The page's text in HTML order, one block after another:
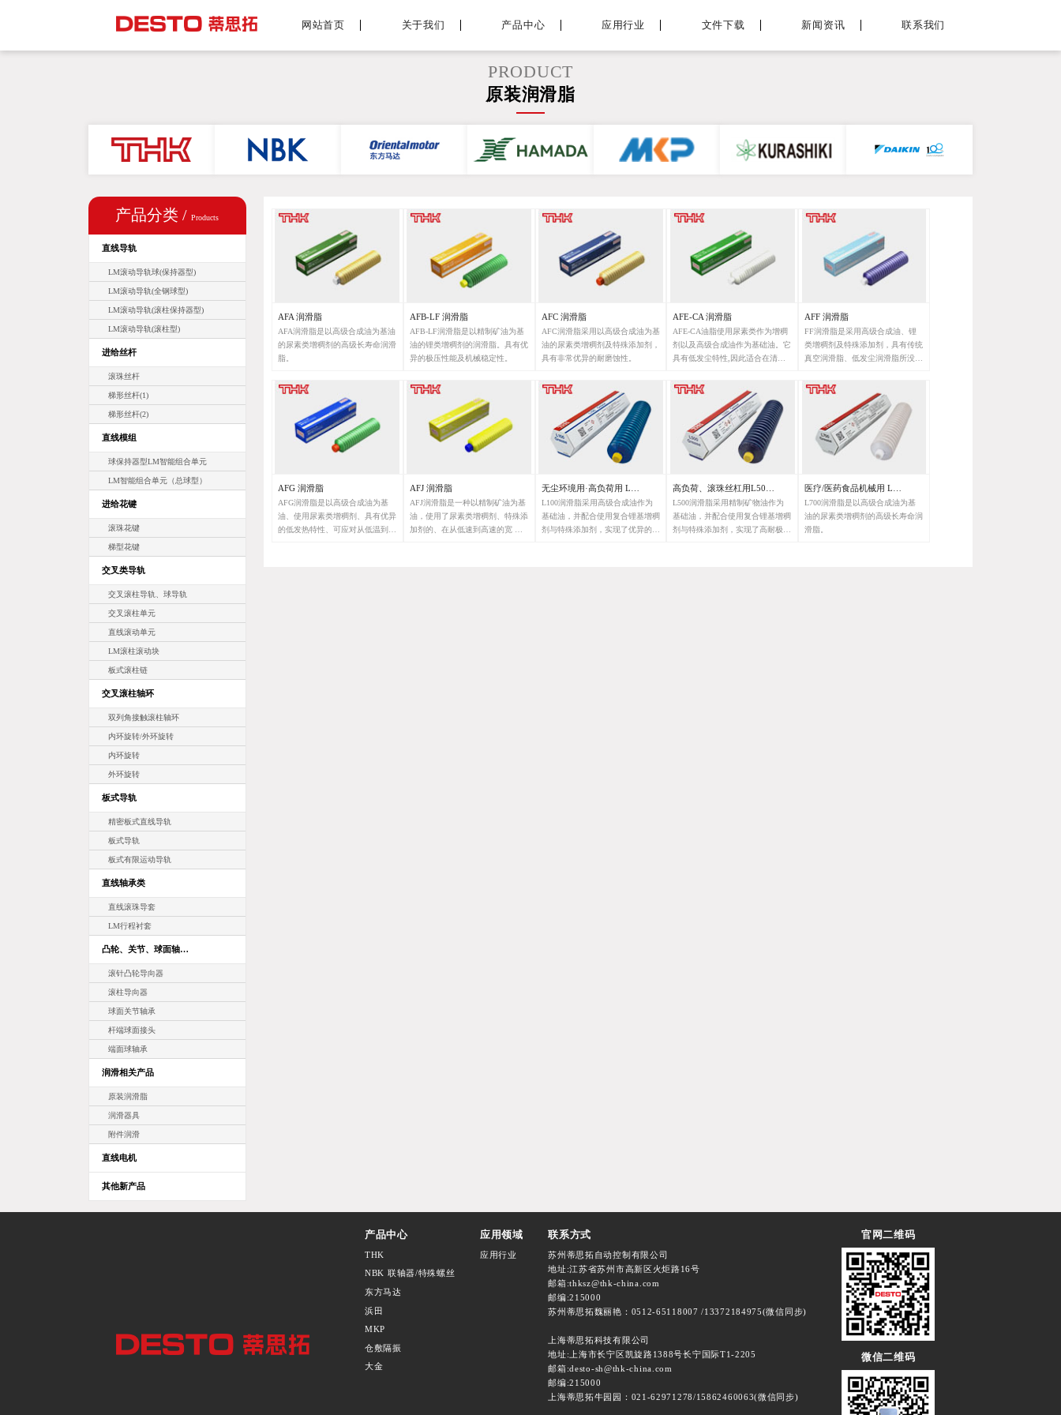
网站首页 关于我们 产品中心 应用行业 文件下载 新闻资讯 联系我们
PRODUCT
原装润滑脂
产品分类 /Products
直线导轨
LM滚动导轨球(保持器型)
LM滚动导轨(全钢球型)
LM滚动导轨(滚柱保持器型)
LM滚动导轨(滚柱型)
进给丝杆
滚珠丝杆
梯形丝杆(1)
梯形丝杆(2)
直线模组
球保持器型LM智能组合单元
LM智能组合单元（总球型）
进给花键
滚珠花键
梯型花键
交叉类导轨
交叉滚柱导轨、球导轨
交叉滚柱单元
直线滚动单元
LM滚柱滚动块
板式滚柱链
交叉滚柱轴环
双列角接触滚柱轴环
内环旋转/外环旋转
内环旋转
外环旋转
板式导轨
精密板式直线导轨
板式导轨
板式有限运动导轨
直线轴承类
直线滚珠导套
LM行程衬套
凸轮、关节、球面轴…
滚针凸轮导向器
滚柱导向器
球面关节轴承
杆端球面接头
端面球轴承
润滑相关产品
原装润滑脂
润滑器具
附件润滑
直线电机
其他新产品
AFA 润滑脂
AFA润滑脂是以高级合成油为基油
的尿素类增稠剂的高级长寿命润滑
脂。
AFB-LF 润滑脂
AFB-LF润滑脂是以精制矿油为基
油的锂类增稠剂的润滑脂。具有优
异的极压性能及机械稳定性。
AFC 润滑脂
AFC润滑脂采用以高级合成油为基
油的尿素类增稠剂及特殊添加剂，
具有非常优异的耐磨蚀性。
AFE-CA 润滑脂
AFE-CA油脂使用尿素类作为增稠
剂以及高级合成油作为基础油。它
具有低发尘特性,因此适合在清洁
AFF 润滑脂
FF润滑脂是采用高级合成油、锂
类增稠剂及特殊添加剂，具有传统
真空润滑脂、低发尘润滑脂所没有
优异的耐微振磨损性的润滑脂。
AFG 润滑脂
AFG润滑脂是以高级合成油为基
油、使用尿素类增稠剂、具有优异
的低发热特性、可应对从低温到高
AFJ 润滑脂
AFJ润滑脂是一种以精制矿油为基
油，使用了尿素类增稠剂、特殊添
加剂的、在从低速到高速的宽 速
无尘环境用·高负荷用 L…
L100润滑脂采用高级合成油作为
基础油，并配合使用复合锂基增稠
剂与特殊添加剂，实现了优异的低
高负荷、滚珠丝杠用L50…
L500润滑脂采用精制矿物油作为
基础油，并配合使用复合锂基增稠
剂与特殊添加剂，实现了高耐极压
医疗/医药食品机械用 L…
L700润滑脂是以高级合成油为基
油的尿素类增稠剂的高级长寿命润
滑脂。
产品中心
THK
NBK 联轴器/特殊螺丝
东方马达
浜田
MKP
仓敷隔振
大金
应用领域
应用行业
联系方式
苏州蒂思拓自动控制有限公司
地址:江苏省苏州市高新区火炬路16号
邮箱:thksz@thk-china.com
邮编:215000
苏州蒂思拓魏丽艳：0512-65118007 /13372184975(微信同步)
上海蒂思拓科技有限公司
地址:上海市长宁区凯旋路1388号长宁国际T1-2205
邮箱:desto-sh@thk-china.com
邮编:215000
上海蒂思拓牛园园：021-62971278/15862460063(微信同步)
官网二维码
微信二维码